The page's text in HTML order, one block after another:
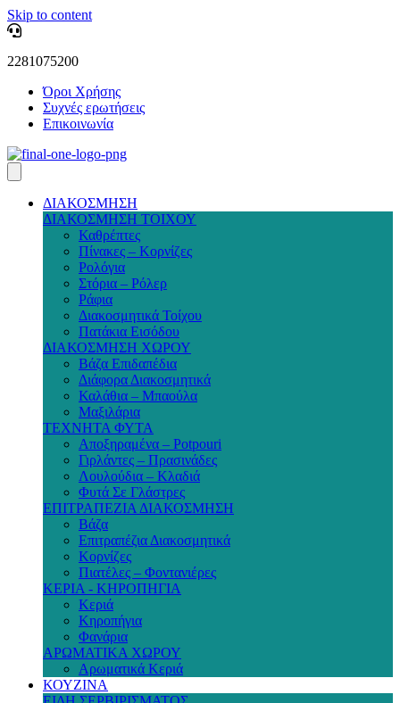
Skip to content
2281075200
Όροι Χρήσης
Συχνές ερωτήσεις
Επικοινωνία
ΔΙΑΚΟΣΜΗΣΗ
ΔΙΑΚΟΣΜΗΣΗ ΤΟΙΧΟΥ
Καθρέπτες
Πίνακες – Κορνίζες
Ρολόγια
Στόρια – Ρόλερ
Ράφια
Διακοσμητικά Τοίχου
Πατάκια Εισόδου
ΔΙΑΚΟΣΜΗΣΗ ΧΩΡΟΥ
Βάζα Επιδαπέδια
Διάφορα Διακοσμητικά
Καλάθια – Μπαούλα
Μαξιλάρια
ΤΕΧΝΗΤΑ ΦΥΤΑ
Αποξηραμένα – Potpouri
Γιρλάντες – Πρασινάδες
Λουλούδια – Κλαδιά
Φυτά Σε Γλάστρες
ΕΠΙΤΡΑΠΕΖΙΑ ΔΙΑΚΟΣΜΗΣΗ
Βάζα
Επιτραπέζια Διακοσμητικά
Κορνίζες
Πιατέλες – Φοντανιέρες
ΚΕΡΙΑ - ΚΗΡΟΠΗΓΙΑ
Κεριά
Κηροπήγια
Φανάρια
ΑΡΩΜΑΤΙΚΑ ΧΩΡΟΥ
Αρωματικά Κεριά
ΚΟΥΖΙΝΑ